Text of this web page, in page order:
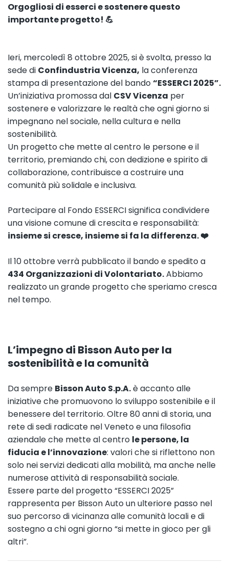
Orgogliosi di esserci e sostenere questo
importante progetto! 💪
Ieri, mercoledì 8 ottobre 2025, si è svolta, presso la
sede di Confindustria Vicenza, la conferenza
stampa di presentazione del bando“ESSERCI 2025”.
Un’iniziativa promossa dal CSV Vicenza per
sostenere e valorizzare le realtà che ogni giorno si
impegnano nel sociale, nella cultura e nella
sostenibilità.
Un progetto che mette al centro le persone e il
territorio, premiando chi, con dedizione e spirito di
collaborazione, contribuisce a costruire una
comunità più solidale e inclusiva.
Partecipare al Fondo ESSERCI significa condividere
una visione comune di crescita e responsabilità:
insieme si cresce, insieme si fa la differenza. ❤️
Il 10 ottobre verrà pubblicato il bando e spedito a
434 Organizzazioni di Volontariato.Abbiamo
realizzato un grande progetto che speriamo cresca
nel tempo.
L’impegno di Bisson Auto per la
sostenibilità e la comunità
Da sempre Bisson Auto S.p.A.è accanto alle
iniziative che promuovono lo sviluppo sostenibile e il
benessere del territorio. Oltre 80 anni di storia, una
rete di sedi radicate nel Veneto e una filosofia
aziendale che mette al centro le persone, la
fiducia e l’innovazione: valori che si riflettono non
solo nei servizi dedicati alla mobilità, ma anche nelle
numerose attività di responsabilità sociale.
Essere parte del progetto “ESSERCI 2025”
rappresenta per Bisson Auto un ulteriore passo nel
suo percorso di vicinanza alle comunità locali e di
sostegno a chi ogni giorno “si mette in gioco per gli
altri”.